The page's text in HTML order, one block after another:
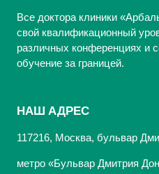
Все доктора клиники
свой квалификационный
различных конференциях и
обучение за границей.
НАШ АДРЕС
117216, Москва, бульвар
метро «Бульвар Дмитрия